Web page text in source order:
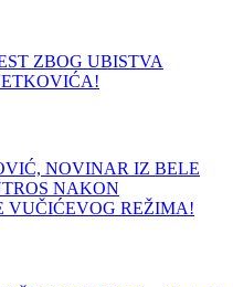
ZBOG UBISTVA
NOVINAR IZ BELE
NAKON
VUČIĆEVOG REŽIMA!